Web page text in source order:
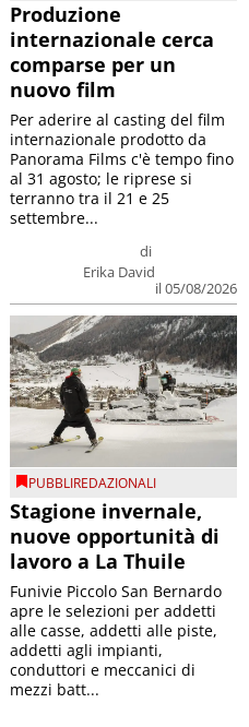
Produzione
internazionale cerca
comparse per un
nuovo film
di
Erika David
il 05/08/2026
Per aderire al casting del film
internazionale prodotto da
Panorama Films c'è tempo fino
al 31 agosto; le riprese si
terranno tra il 21 e 25
settembre...
PUBBLIREDAZIONALI
Stagione invernale,
nuove opportunità di
lavoro a La Thuile
Funivie Piccolo San Bernardo
apre le selezioni per addetti
alle casse, addetti alle piste,
addetti agli impianti,
conduttori e meccanici di
mezzi batt...